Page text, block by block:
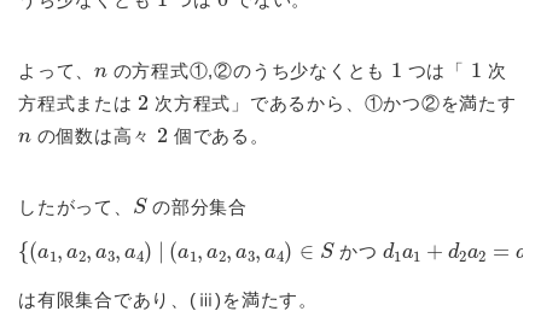
よって、 の方程式①,②のうち少なくとも 1 つは「 1 次
方程式または 2 次方程式」であるから、①かつ②を満たす
の個数は高々 2 個である。
したがって、 Sの部分集合
かつ
{ a 1 , a3 , a4) |
かつ d1a d 2 a 2=d 5
は有限集合であり、(ⅲ)を満たす。